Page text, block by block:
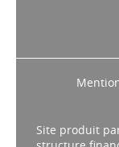
Site produit